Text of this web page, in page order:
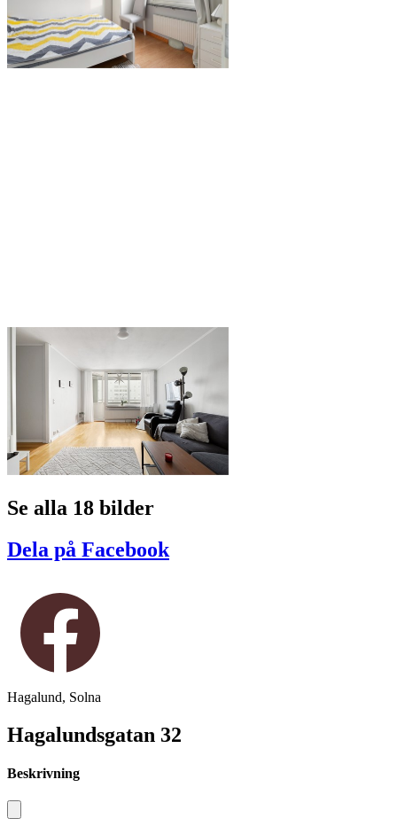
Se alla 18 bilder
Dela på Facebook
Hagalund, Solna
Hagalundsgatan 32
Beskrivning